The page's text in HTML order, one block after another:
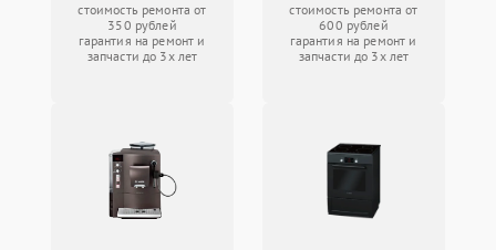
стоимость ремонта от
350 рублей
гарантия на ремонт и
запчасти до 3х лет
стоимость ремонта от
600 рублей
гарантия на ремонт и
запчасти до 3х лет